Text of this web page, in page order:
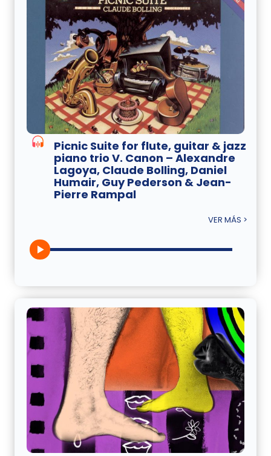
Picnic Suite for flute, guitar & jazz
piano trio V. Canon – Alexandre
Lagoya, Claude Bolling, Daniel
Humair, Guy Pederson & Jean-
Pierre Rampal
VER MÁS >